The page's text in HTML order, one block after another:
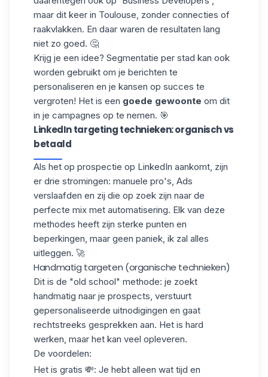
maar dit keer in Toulouse, zonder connecties of
raakvlakken. En daar waren de resultaten lang
niet zo goed. 🤔
Krijg je een idee? Segmentatie per stad kan ook
worden gebruikt om je berichten te
personaliseren en je kansen op succes te
vergroten! Het is een goede gewoonte om dit
in je campagnes op te nemen. 🎯
LinkedIn targeting technieken: organisch vs
betaald
Als het op prospectie op LinkedIn aankomt, zijn
er drie stromingen: manuele pro's, Ads
verslaafden en zij die op zoek zijn naar de
perfecte mix met automatisering. Elk van deze
methodes heeft zijn sterke punten en
beperkingen, maar geen paniek, ik zal alles
uitleggen. 🚀
Handmatig targeten (organische technieken)
Dit is de "old school" methode: je zoekt
handmatig naar je prospects, verstuurt
gepersonaliseerde uitnodigingen en gaat
rechtstreeks gesprekken aan. Het is hard
werken, maar het kan veel opleveren.
De voordelen:
Het is gratis 💸: Je hebt alleen wat tijd en